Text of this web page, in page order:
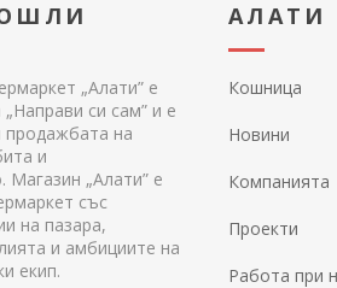
„Алати” е
си сам” и е
продажбата на
и
Магазин „Алати” е
със
на пазара,
и амбициите на
екип.
АЛАТИ
Кошница
Новини
Компанията
Проекти
Работа при